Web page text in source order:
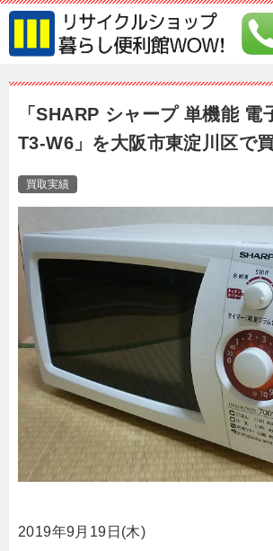
「SHARP シャープ 単機能 電
T3-W6」を大阪市東淀川区で
買取実績
2019年9月19日(木)